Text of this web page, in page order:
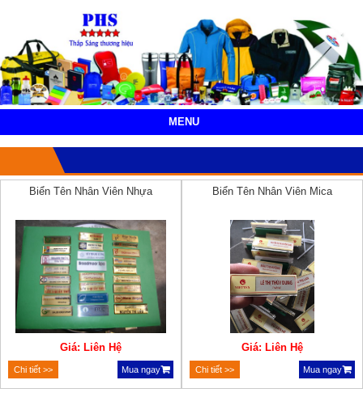
MENU
Biển Tên Nhân Viên Nhựa
Giá: Liên Hệ
Chi tiết >> Mua ngay
Biển Tên Nhân Viên Mica
Giá: Liên Hệ
Chi tiết >> Mua ngay